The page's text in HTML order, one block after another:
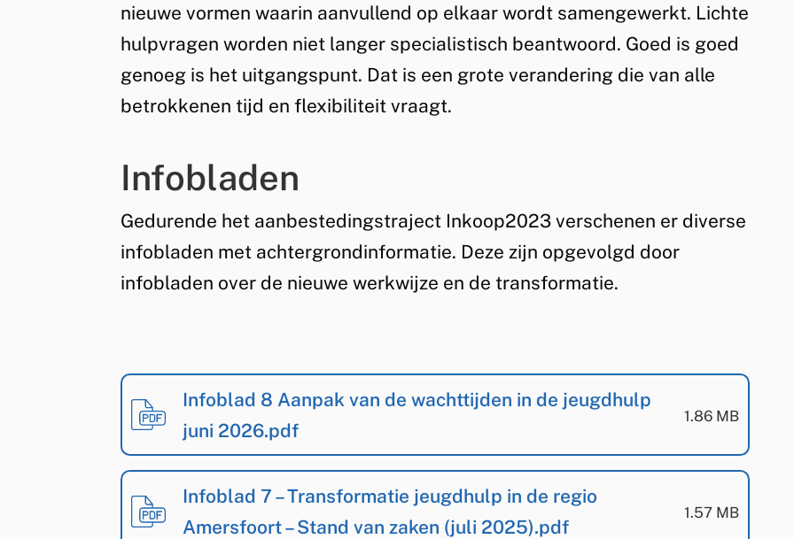
nieuwe vormen waarin aanvullend op elkaar wordt samengewerkt. Lichte
hulpvragen worden niet langer specialistisch beantwoord. Goed is goed
genoeg is het uitgangspunt. Dat is een grote verandering die van alle
betrokkenen tijd en flexibiliteit vraagt.
Infobladen
Gedurende het aanbestedingstraject Inkoop2023 verschenen er diverse
infobladen met achtergrondinformatie. Deze zijn opgevolgd door
infobladen over de nieuwe werkwijze en de transformatie.
Bijlagen
Infoblad 8 Aanpak van de wachttijden in de jeugdhulp
juni 2026.pdf
(
PDF
-
1.86 MB
Infoblad 7 – Transformatie jeugdhulp in de regio
Amersfoort – Stand van zaken (juli 2025).pdf
(
PDF
-
1.57 MB